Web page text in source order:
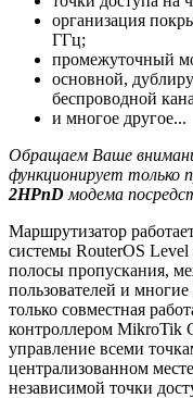
организация
ГГц;
промежуточный
основной,
беспроводной
и многое другое...
Обращаем Ваше
функционирует только
2HPnD модема
Маршрутизатор
системы RouterOS
полосы пропускания,
пользователей и
только совместная
контроллером MikroTik
управление всеми
централизованном
независимой точки